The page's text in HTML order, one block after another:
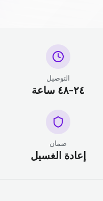
التوصيل
٢٤-٤٨ ساعة
ضمان
إعادة الغسيل